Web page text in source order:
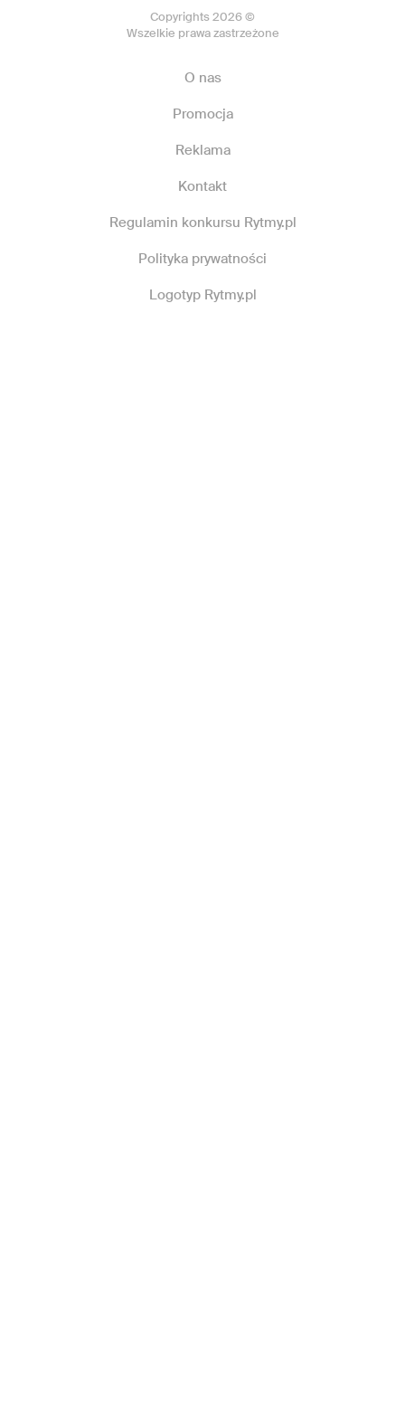
Copyrights 2026 ©
Wszelkie prawa zastrzeżone
O nas
Promocja
Reklama
Kontakt
Regulamin konkursu Rytmy.pl
Polityka prywatności
Logotyp Rytmy.pl